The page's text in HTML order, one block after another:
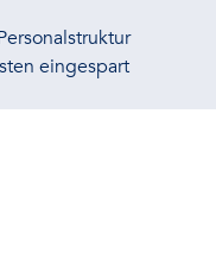
eingespart